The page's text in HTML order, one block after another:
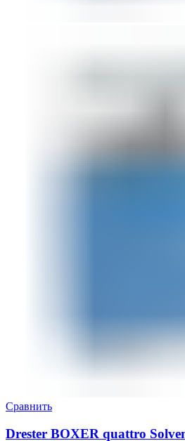
Сравнить
Drester BOXER quattro